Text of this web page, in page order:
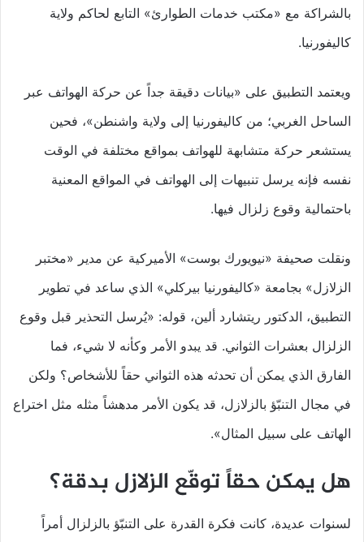
بالشراكة مع «مكتب خدمات الطوارئ» التابع لحاكم ولاية
كاليفورنيا.
ويعتمد التطبيق على «بيانات دقيقة جداً عن حركة الهواتف عبر
الساحل الغربي؛ من كاليفورنيا إلى ولاية واشنطن»، فحين
يستشعر حركة متشابهة للهواتف بمواقع مختلفة في الوقت
نفسه فإنه يرسل تنبيهات إلى الهواتف في المواقع المعنية
باحتمالية وقوع زلزال فيها.
ونقلت صحيفة «نيويورك بوست» الأميركية عن مدير «مختبر
الزلازل» بجامعة «كاليفورنيا بيركلي» الذي ساعد في تطوير
التطبيق، الدكتور ريتشارد ألين، قوله: «يُرسل التحذير قبل وقوع
الزلزال بعشرات الثواني. قد يبدو الأمر وكأنه لا شيء، فما
الفارق الذي يمكن أن تحدثه هذه الثواني حقاً للأشخاص؟ ولكن
في مجال التنبّؤ بالزلازل، قد يكون الأمر مدهشاً مثله مثل اختراع
الهاتف على سبيل المثال».
هل يمكن حقاً توقّع الزلازل بدقة؟
لسنوات عديدة، كانت فكرة القدرة على التنبّؤ بالزلزال أمراً